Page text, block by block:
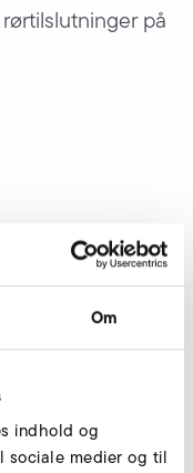
Om
indhold og
sociale medier og til
på